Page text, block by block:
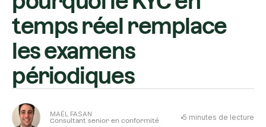
temps réel remplace
les examens
périodiques
MAËL FASAN
Consultant senior en conformité 5 minutes de lecture